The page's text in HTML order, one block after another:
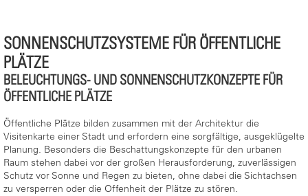
SONNENSCHUTZSYSTEME FÜR ÖFFENTLICHE
PLÄTZE
BELEUCHTUNGS- UND SONNENSCHUTZKONZEPTE FÜR
ÖFFENTLICHE PLÄTZE
Öffentliche Plätze bilden zusammen mit der Architektur die
Visitenkarte einer Stadt und erfordern eine sorgfältige, ausgeklügelte
Planung. Besonders die Beschattungskonzepte für den urbanen
Raum stehen dabei vor der großen Herausforderung, zuverlässigen
Schutz vor Sonne und Regen zu bieten, ohne dabei die Sichtachsen
zu versperren oder die Offenheit der Plätze zu stören.